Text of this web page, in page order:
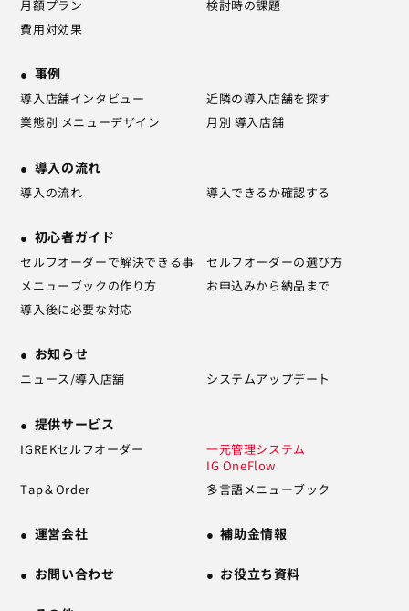
月額プラン
検討時の課題
費用対効果
事例
導入店舗インタビュー
近隣の導入店舗を探す
業態別 メニューデザイン
月別 導入店舗
導入の流れ
導入の流れ 導入できるか確認する
初心者ガイド
セルフオーダーで解決できる事
セルフオーダーの選び方
メニューブックの作り方
お申込みから納品まで
導入後に必要な対応
お知らせ
ニュース/導入店舗 システムアップデート
提供サービス
IGREKセルフオーダー
一元管理システム
IG OneFlow
Tap＆Order
多言語メニューブック
運営会社 補助金情報
お問い合わせ お役立ち資料